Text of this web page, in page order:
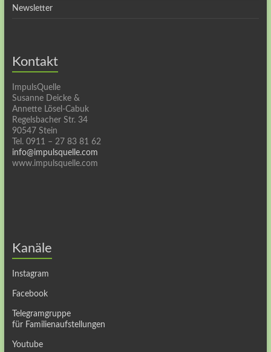
Newsletter
Kontakt
ImpulsQuelle
Susanne Deicke &
Annette Lösel-Cabuk
Regelsbacher Str. 34
90547 Stein
Tel. 0911 – 27 83 81 62
info@impulsquelle.com
www.impulsquelle.com
Kanäle
Instagram
Facebook
Telegramgruppe
für Familienaufstellungen
Youtube